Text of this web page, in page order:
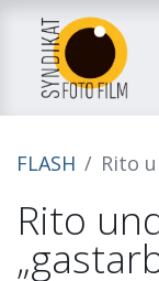
FLASH Rito
Rito